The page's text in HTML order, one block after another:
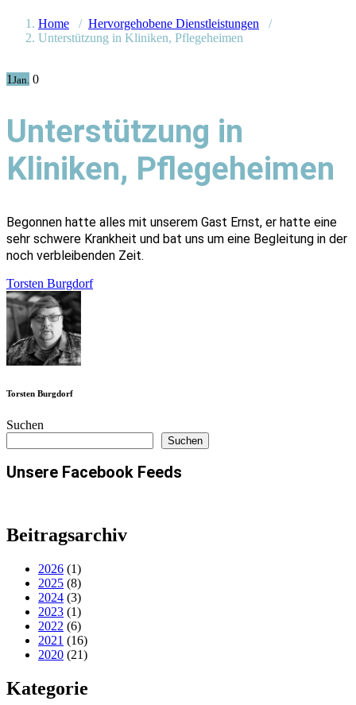
Home / Hervorgehobene Dienstleistungen /
Unterstützung in Kliniken, Pflegeheimen
1 Jan. 0
Unterstützung in
Kliniken, Pflegeheimen
Begonnen hatte alles mit unserem Gast Ernst, er hatte eine
sehr schwere Krankheit und bat uns um eine Begleitung in der
noch verbleibenden Zeit.
Torsten Burgdorf
Torsten Burgdorf
Suchen
Suchen
Unsere Facebook Feeds
Beitragsarchiv
2026 (1)
2025 (8)
2024 (3)
2023 (1)
2022 (6)
2021 (16)
2020 (21)
Kategorie